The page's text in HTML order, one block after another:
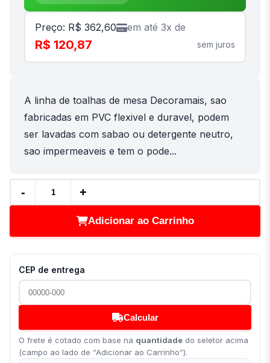
Preço: R$ 362,60 em até 3x de
R$ 120,87 sem juros
A linha de toalhas de mesa Decoramais, sao
fabricadas em PVC flexivel e duravel, podem
ser lavadas com sabao ou detergente neutro,
sao impermeaveis e tem o pode...
- +
Adicionar ao Carrinho
CEP de entrega
Calcular
O frete é cotado com base na quantidade do seletor acima
(campo ao lado de “Adicionar ao Carrinho”).